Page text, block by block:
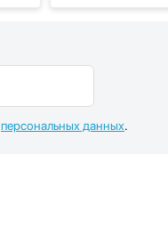
персональных данных.